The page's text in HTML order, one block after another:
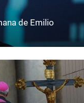
de Emilio